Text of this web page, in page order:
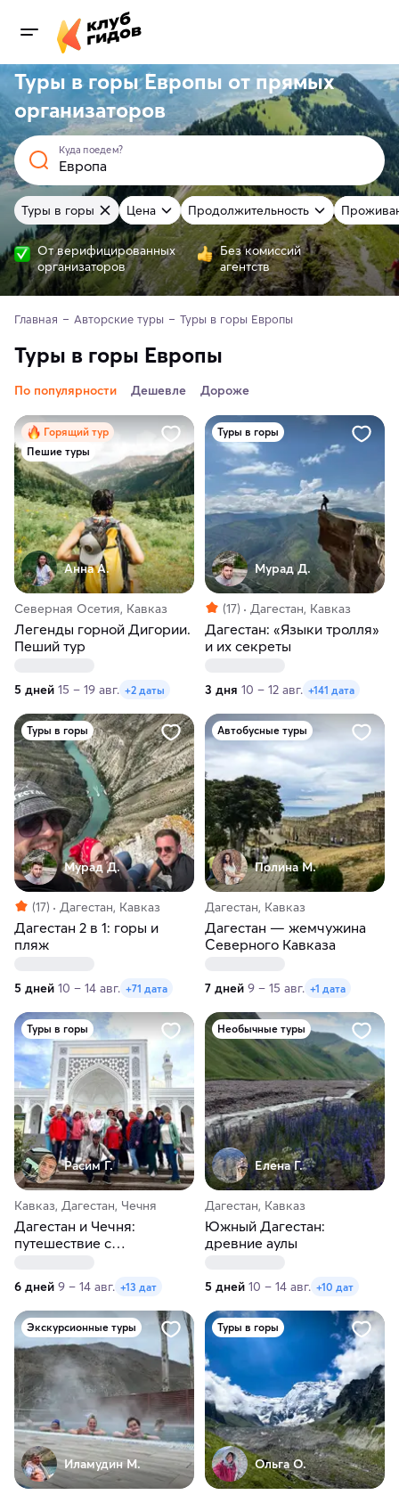
Туры в горы Европы от прямых
организаторов
Куда поедем?
Туры в горы Цена Продолжительность
От верифицированных
организаторов
Без комиссий
агентств
Главная Авторские туры Туры в горы Европы
Туры в горы Европы
По популярности Дешевле Дороже
Горящий тур
Пешие туры
Анна А.
Северная Осетия, Кавказ
Легенды горной Дигории.
Пеший тур
5 дней 15 – 19 авг. +2 даты
Туры в горы
Мурад Д.
(17) Дагестан, Кавказ
Дагестан: «Языки тролля»
и их секреты
3 дня 10 – 12 авг. +141 дата
Туры в горы
Мурад Д.
(17) Дагестан, Кавказ
Дагестан 2 в 1: горы и
пляж
5 дней 10 – 14 авг. +71 дата
Автобусные туры
Полина М.
Дагестан, Кавказ
Дагестан — жемчужина
Северного Кавказа
7 дней 9 – 15 авг. +1 дата
Туры в горы
Расим Г.
Кавказ, Дагестан, Чечня
Дагестан и Чечня:
путешествие с
6 дней 9 – 14 авг. +13 дат
Необычные туры
Елена Г.
Дагестан, Кавказ
Южный Дагестан:
древние аулы
5 дней 10 – 14 авг. +10 дат
Экскурсионные туры
Иламудин М.
Туры в горы
Ольга О.